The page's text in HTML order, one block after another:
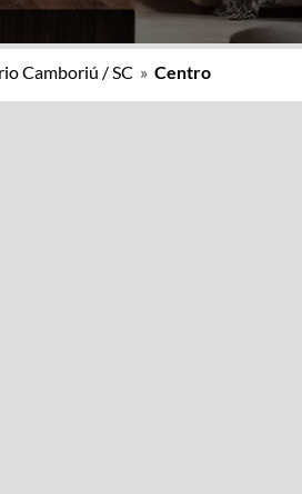
Camboriú / SC » Centro